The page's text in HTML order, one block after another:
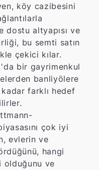
köy cazibesini
dostu altyapısı ve
bu semti satın
çekici kılar.
bir gayrimenkul
banliyölere
kadar farklı hedef
çok iyi
evlerin ve
hangi
olduğunu ve